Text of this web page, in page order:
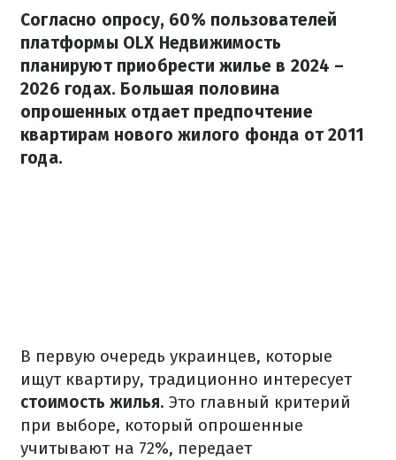
Согласно опросу, 60% пользователей
платформы OLX Недвижимость
планируют приобрести жилье в 2024 –
2026 годах. Большая половина
опрошенных отдает предпочтение
квартирам нового жилого фонда от 2011
года.
В первую очередь украинцев, которые
ищут квартиру, традиционно интересует
стоимость жилья. Это главный критерий
при выборе, который опрошенные
учитывают на 72%, передает